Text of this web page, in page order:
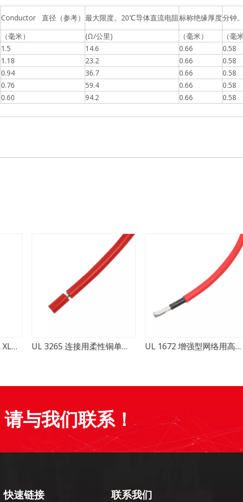
Conductor 直径（参考） 最大限度。20℃导体直流电阻标称绝缘厚度分钟
（毫米） (Ω/公里) （毫米） （毫
1.5 14.6 0.66 0.58
1.18 23.2 0.66 0.58
0.94 36.7 0.66 0.58
0.76 59.4 0.66 0.58
0.60 94.2 0.66 0.58
UL 3265 连接用柔性铜单导线 UL 1672 增强型网络用高温单导线简介
与我们联系！
快速链接 联系我们